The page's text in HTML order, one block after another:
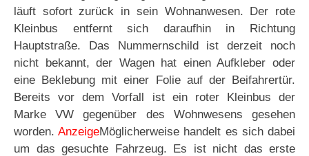
läuft sofort zurück in sein Wohnanwesen. Der rote
Kleinbus entfernt sich daraufhin in Richtung
Hauptstraße. Das Nummernschild ist derzeit noch
nicht bekannt, der Wagen hat einen Aufkleber oder
eine Beklebung mit einer Folie auf der Beifahrertür.
Bereits vor dem Vorfall ist ein roter Kleinbus der
Marke VW gegenüber des Wohnwesens gesehen
worden.AnzeigeMöglicherweise handelt es sich dabei
um das gesuchte Fahrzeug. Es ist nicht das erste